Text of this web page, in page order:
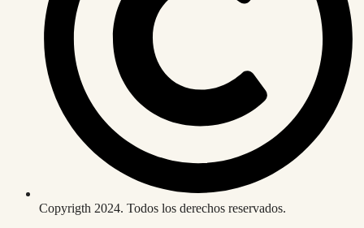
Copyrigth 2024. Todos los derechos reservados.